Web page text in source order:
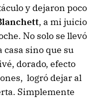
y dejaron poco
, a mi juicio
No solo se llevó
casa sino que su
dorado, efecto
logró dejar al
Simplemente